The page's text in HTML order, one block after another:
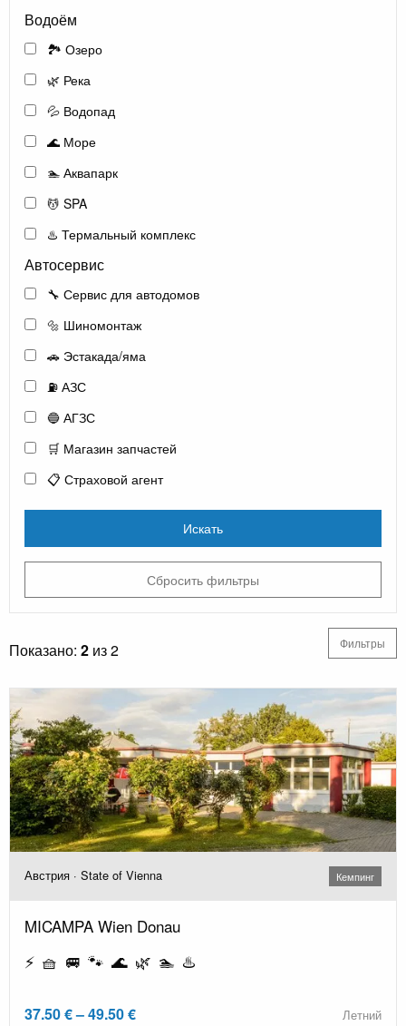
Водоём
🏞️ Озеро
🌿 Река
💦 Водопад
🌊 Море
🏊 Аквапарк
💆 SPA
♨️ Термальный комплекс
Автосервис
🔧 Сервис для автодомов
🔩 Шиномонтаж
🚗 Эстакада/яма
⛽ АЗС
🔵 АГЗС
🛒 Магазин запчастей
📋 Страховой агент
Искать
Сбросить фильтры
Показано: 2 из 2 Фильтры
Австрия · State of Vienna Кемпинг
MICAMPA Wien Donau
⚡ 🧺 🚐 🐾 🌊 🌿 🏊 ♨️
37.50 € – 49.50 € Летний